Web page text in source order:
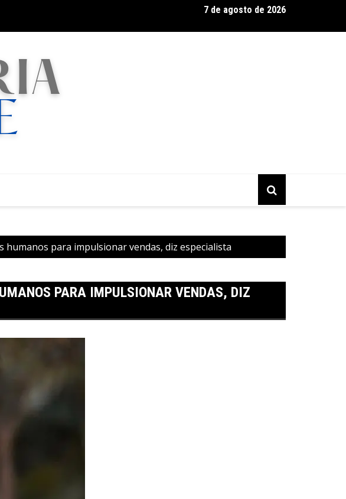
As Hilárias: Suzy Brasil, Kayete e Karoline Absinto retornam a Belo
7 de agosto de 2026
para impulsionar vendas, diz especialista
PARA IMPULSIONAR VENDAS, DIZ